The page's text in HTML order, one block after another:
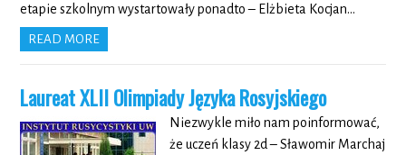
etapie szkolnym wystartowały ponadto – Elżbieta Kocjan…
READ MORE
Laureat XLII Olimpiady Języka Rosyjskiego
Niezwykle miło nam poinformować,
że uczeń klasy 2d – Sławomir Marchaj